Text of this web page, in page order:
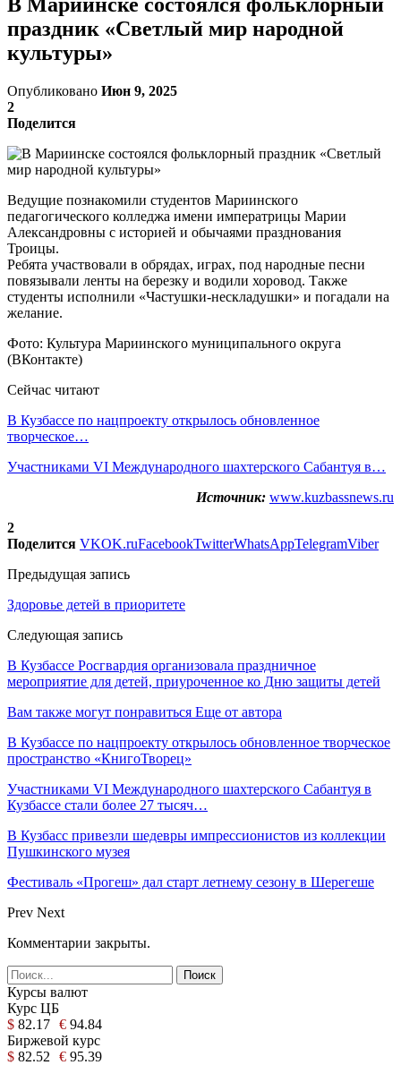
праздник «Светлый мир народной
культуры»
Опубликовано Июн 9, 2025
2
Поделится
Ведущие познакомили студентов Мариинского
педагогического колледжа имени императрицы Марии
Александровны с историей и обычаями празднования
Троицы.
Ребята участвовали в обрядах, играх, под народные песни
повязывали ленты на березку и водили хоровод. Также
студенты исполнили «Частушки-нескладушки» и погадали на
желание.
Фото: Культура Мариинского муниципального округа
(ВКонтакте)
Сейчас читают
В Кузбассе по нацпроекту открылось обновленное
творческое…
Участниками VI Международного шахтерского Сабантуя в…
Источник: www.kuzbassnews.ru
2
Поделится VKOK.ruFacebookTwitterWhatsAppTelegramViber
Предыдущая запись
Здоровье детей в приоритете
Следующая запись
В Кузбассе Росгвардия организовала праздничное
мероприятие для детей, приуроченное ко Дню защиты детей
Вам также могут понравиться Еще от автора
В Кузбассе по нацпроекту открылось обновленное творческое
пространство «КнигоТворец»
Участниками VI Международного шахтерского Сабантуя в
Кузбассе стали более 27 тысяч…
В Кузбасс привезли шедевры импрессионистов из коллекции
Пушкинского музея
Фестиваль «Прогеш» дал старт летнему сезону в Шерегеше
Prev Next
Комментарии закрыты.
Курсы валют
Курс ЦБ
$ 82.17 € 94.84
Биржевой курс
$ 82.52 € 95.39